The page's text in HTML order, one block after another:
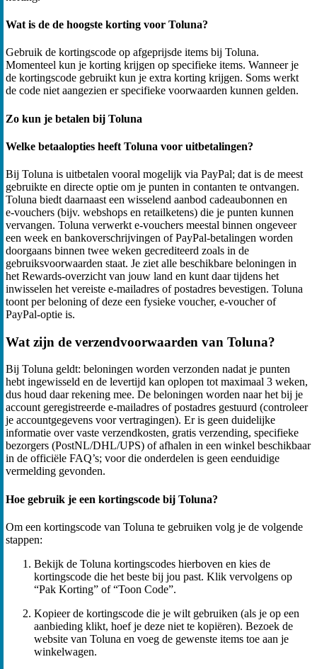
Wat is de de hoogste korting voor Toluna?
Gebruik de kortingscode op afgeprijsde items bij Toluna.
Momenteel kun je korting krijgen op specifieke items. Wanneer je
de kortingscode gebruikt kun je extra korting krijgen. Soms werkt
de code niet aangezien er specifieke voorwaarden kunnen gelden.
Zo kun je betalen bij Toluna
Welke betaalopties heeft Toluna voor uitbetalingen?
Bij Toluna is uitbetalen vooral mogelijk via PayPal; dat is de meest
gebruikte en directe optie om je punten in contanten te ontvangen.
Toluna biedt daarnaast een wisselend aanbod cadeaubonnen en
e‑vouchers (bijv. webshops en retail­ketens) die je punten kunnen
vervangen. Toluna verwerkt e‑vouchers meestal binnen ongeveer
een week en bankoverschrijvingen of PayPal‑betalingen worden
doorgaans binnen twee weken gecrediteerd zoals in de
gebruiksvoorwaarden staat. Je ziet alle beschikbare beloningen in
het Rewards‑overzicht van jouw land en kunt daar tijdens het
inwisselen het vereiste e-mailadres of postadres bevestigen. Toluna
toont per beloning of deze een fysieke voucher, e‑voucher of
PayPal‑optie is.
Wat zijn de verzendvoorwaarden van Toluna?
Bij Toluna geldt: beloningen worden verzonden nadat je punten
hebt ingewisseld en de levertijd kan oplopen tot maximaal 3 weken,
dus houd daar rekening mee. De beloningen worden naar het bij je
account geregistreerde e‑mailadres of postadres gestuurd (controleer
je accountgegevens voor vertragingen). Er is geen duidelijke
informatie over vaste verzendkosten, gratis verzending, specifieke
bezorgers (PostNL/DHL/UPS) of afhalen in een winkel beschikbaar
in de officiële FAQ’s; voor die onderdelen is geen eenduidige
vermelding gevonden.
Hoe gebruik je een kortingscode bij Toluna?
Om een kortingscode van Toluna te gebruiken volg je de volgende
stappen:
Bekijk de Toluna kortingscodes hierboven en kies de
kortingscode die het beste bij jou past. Klik vervolgens op
“Pak Korting” of “Toon Code”.
Kopieer de kortingscode die je wilt gebruiken (als je op een
aanbieding klikt, hoef je deze niet te kopiëren). Bezoek de
website van Toluna en voeg de gewenste items toe aan je
winkelwagen.